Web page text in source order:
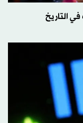
التاريخ